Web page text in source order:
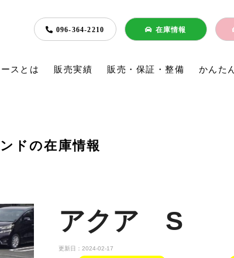
096-364-2210 在庫情報
スとは 販売実績 販売・保証・整備 かんた
ドの在庫情報
アクア S
更新日：2024-02-17